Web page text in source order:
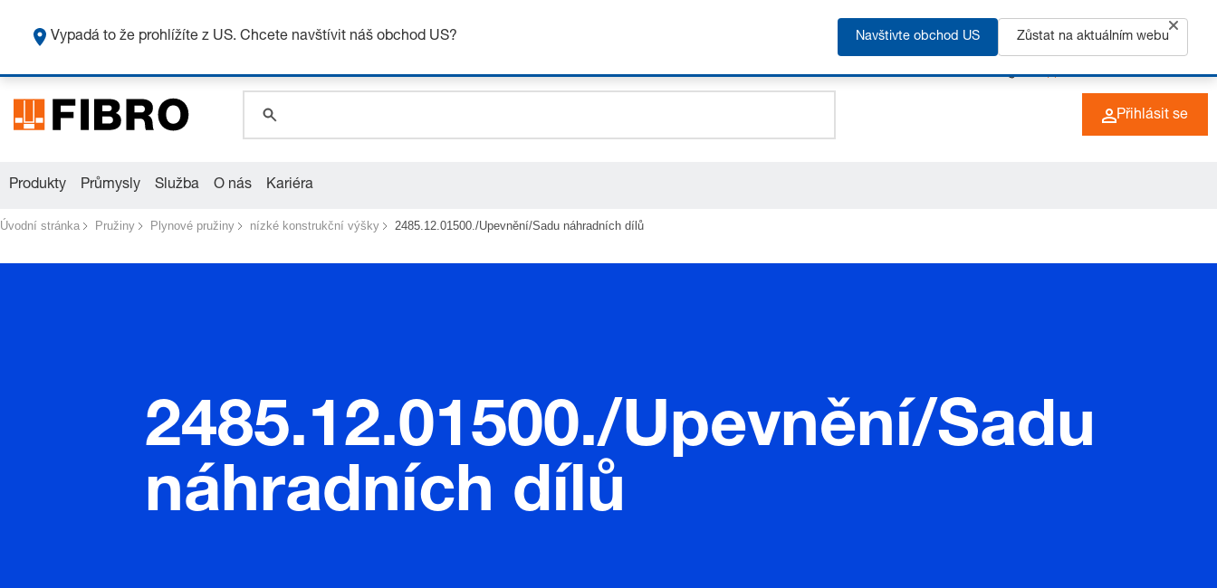
+49 (0) 6266 73-0 CZ
global.search.placeholder.name
global.search.placeholder.category
Přihlásit se
Produkty Průmysly Služba O nás Kariéra
Úvodní stránka Pružiny Plynové pružiny nízké konstrukční výšky 2485.12.01500./Upevnění/Sadu náhradních dílů
2485.12.01500./Upevnění/Sadu
náhradních dílů
Vypadá to že prohlížíte z US. Chcete navštívit náš obchod US? Navštivte obchod US Zůstat na aktuálním webu